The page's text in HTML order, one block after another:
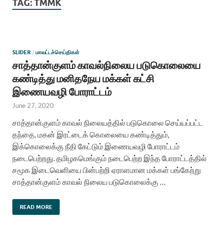
TAG:TMMK
SLIDER / மாவட்டச்செய்திகள்
சாத்தான்குளம் காவல்நிலைய படுகொலையை
கண்டித்து மனிதநேய மக்கள் கட்சி
இணையவழி போராட்டம்
June 27, 2020
சாத்தான்குளம் காவல் நிலையத்தில் படுகொலை செய்யப்பட்ட
தந்தை, மகன் இரட்டைக் கொலையை கண்டித்தும்,
இக்கொலைக்கு நீதி கேட்டும் இணையவழி போராட்டம்
நடைபெற்றது. தமிழகமெங்கும் நடைபெற்ற இந்த போராட்டத்தில்
சமூக இடைவெளியை பின்பற்றி ஏராளமான மக்கள் பங்கேற்று
சாத்தான்குளம் காவல் நிலைய படுகொலைக்கு …
READ MORE